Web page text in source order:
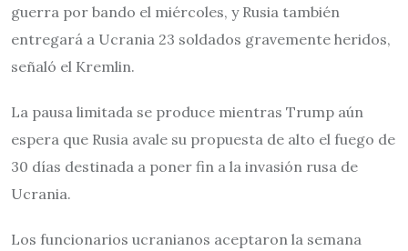
guerra por bando el miércoles, y Rusia también
entregará a Ucrania 23 soldados gravemente heridos,
señaló el Kremlin.
La pausa limitada se produce mientras Trump aún
espera que Rusia avale su propuesta de alto el fuego de
30 días destinada a poner fin a la invasión rusa de
Ucrania.
Los funcionarios ucranianos aceptaron la semana